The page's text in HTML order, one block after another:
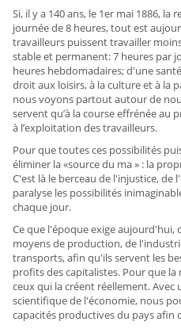
Si, il y a 140 ans, le 1er mai 1886,
journée de 8 heures, tout est
travailleurs puissent travailler
stable et permanent: 7 heures par
heures hebdomadaires; d'une
droit aux loisirs, à la culture et à la
nous voyons partout autour de
servent qu’à la course effrénée au
à l’exploitation des travailleurs.
Pour que toutes ces possibilités
éliminer la «source du ma » : la
C'est là le berceau de l'injustice,
paralyse les possibilités
chaque jour.
Ce que l'époque exige aujourd'hui,
moyens de production, de
transports, afin qu'ils servent les
profits des capitalistes. Pour que la
ceux qui la créent réellement.
scientifique de l'économie, nous
capacités productives du pays afin